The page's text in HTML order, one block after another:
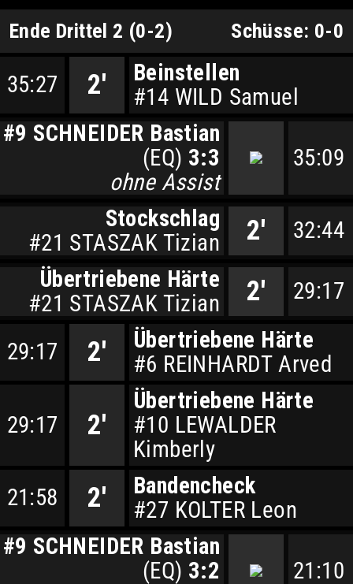
Ende Drittel 2 (0-2) Schüsse: 0-0
35:27 2'
Beinstellen
#14 WILD Samuel
35:09
#9 SCHNEIDER Bastian
(EQ) 3:3
ohne Assist
32:44
2'
Stockschlag
#21 STASZAK Tizian
29:17
2'
Übertriebene Härte
#21 STASZAK Tizian
29:17
2'
Übertriebene Härte
#6 REINHARDT Arved
29:17 2'
Übertriebene Härte
#10 LEWALDER
Kimberly
21:58
2'
Bandencheck
#27 KOLTER Leon
21:10
#9 SCHNEIDER Bastian
(EQ) 3:2